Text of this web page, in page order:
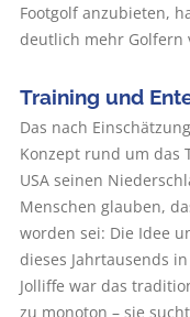
Footgolf anzubieten,
deutlich mehr Golfern
Training und
Das nach
Konzept rund um das
USA seinen
Menschen glauben,
worden sei: Die Idee
dieses Jahrtausends
Jolliffe war das
zu monoton – sie